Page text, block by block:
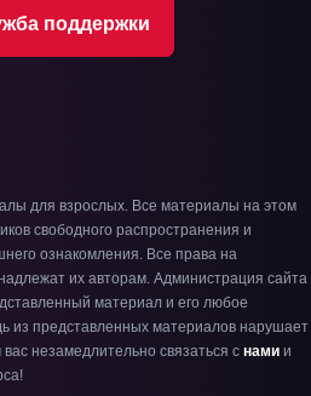
поддержки
для взрослых. Все материалы на этом
свободного распространения и
ознакомления. Все права на
их авторам. Администрация сайта
материал и его любое
из представленных материалов нарушает
незамедлительно связаться с нами и